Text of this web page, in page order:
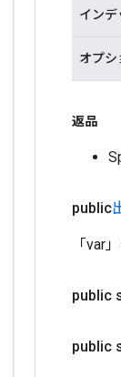
インデ
オプシ
返品
public
「var
public
public